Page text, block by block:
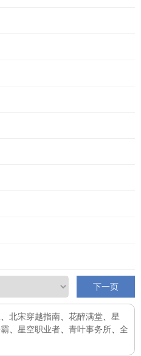
下一页
北宋穿越指南 花醉满堂
星
星空职业者 青叶事务所
全